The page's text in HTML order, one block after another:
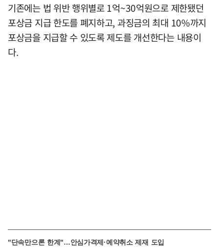
기존에는 법 위반 행위별로 1억~30억원으로 제한됐던
포상금 지급 한도를 폐지하고, 과징금의 최대 10%까지
포상금을 지급할 수 있도록 제도를 개선한다는 내용이
다.
"단속만으론 한계"…안심가격제·예약취소 제재 도입